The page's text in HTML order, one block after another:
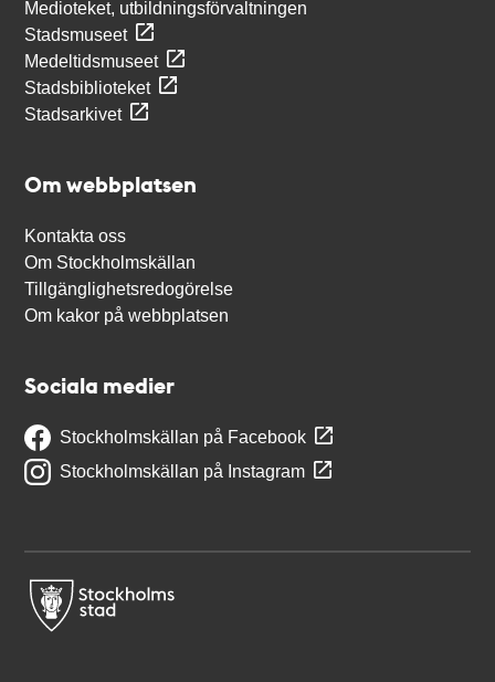
Medioteket, utbildningsförvaltningen
Stadsmuseet
Medeltidsmuseet
Stadsbiblioteket
Stadsarkivet
Om webbplatsen
Kontakta oss
Om Stockholmskällan
Tillgänglighetsredogörelse
Om kakor på webbplatsen
Sociala medier
Stockholmskällan på Facebook
Stockholmskällan på Instagram